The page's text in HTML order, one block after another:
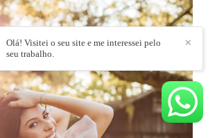
✕
Olá! Visitei o seu site e me interessei pelo
seu trabalho.